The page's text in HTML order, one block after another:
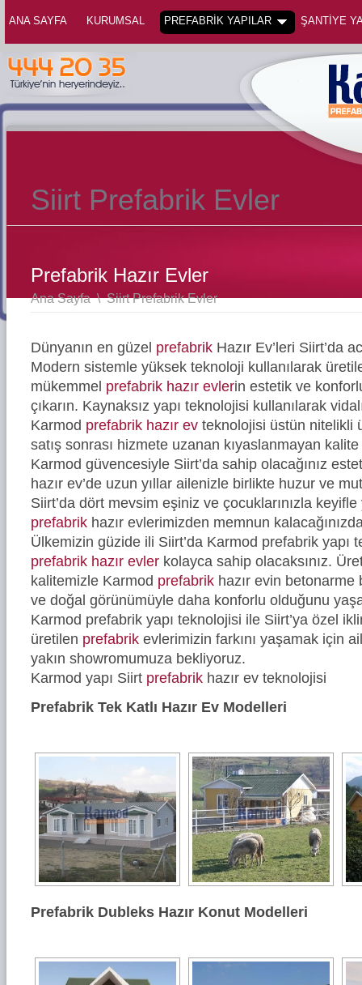
ANA SAYFA KURUMSAL PREFABRİK YAPILAR ŞANTİYE
Siirt Prefabrik Evler
Prefabrik Hazır Evler
Ana Sayfa \Siirt Prefabrik Evler
Dünyanın en güzel prefabrik Hazır Ev’leri Siirt’da
Modern sistemle yüksek teknoloji kullanılarak
mükemmel prefabrik hazır evlerin estetik ve
çıkarın. Kaynaksız yapı teknolojisi kullanılarak
Karmod prefabrik hazır ev teknolojisi üstün nitelikli
satış sonrası hizmete uzanan kıyaslanmayan kalite
Karmod güvencesiyle Siirt’da sahip olacağınız
hazır ev’de uzun yıllar ailenizle birlikte huzur ve
Siirt’da dört mevsim eşiniz ve çocuklarınızla keyifle
prefabrik hazır evlerimizden memnun
Ülkemizin güzide ili Siirt’da Karmod prefabrik yapı
prefabrik hazır evler kolayca sahip olacaksınız.
kalitemizle Karmod prefabrik hazır evin
ve doğal görünümüyle daha konforlu olduğunu
Karmod prefabrik yapı teknolojisi ile Siirt’ya özel
üretilen prefabrik evlerimizin farkını yaşamak için
yakın showromumuza bekliyoruz.
Karmod yapı Siirt prefabrik hazır ev teknolojisi
Prefabrik Tek Katlı Hazır Ev Modelleri
Prefabrik Dubleks Hazır Konut Modelleri